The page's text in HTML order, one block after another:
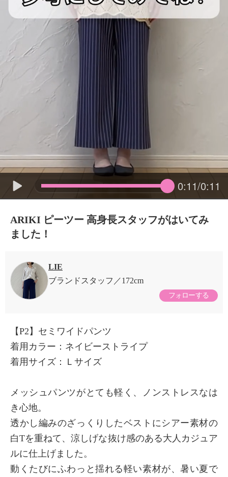
0:11/0:11
ARIKI ピーツー 高身長スタッフがはいてみ
ました！
LIE
ブランドスタッフ
172cm
フォローする
【P2】セミワイドパンツ
着用カラー：ネイビーストライプ
着用サイズ：Ｌサイズ
メッシュパンツがとても軽く、ノンストレスなは
き心地。
透かし編みのざっくりしたベストにシアー素材の
白Tを重ねて、涼しげな抜け感のある大人カジュア
ルに仕上げました。
動くたびにふわっと揺れる軽い素材が、暑い夏で